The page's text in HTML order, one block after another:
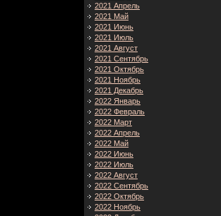
2021 Апрель
2021 Май
2021 Июнь
2021 Июль
2021 Август
2021 Сентябрь
2021 Октябрь
2021 Ноябрь
2021 Декабрь
2022 Январь
2022 Февраль
2022 Март
2022 Апрель
2022 Май
2022 Июнь
2022 Июль
2022 Август
2022 Сентябрь
2022 Октябрь
2022 Ноябрь